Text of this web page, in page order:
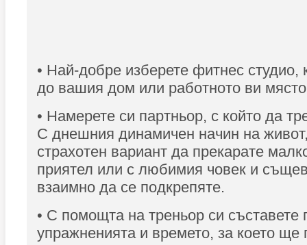
• Най-добре изберете фитнес студио,
до вашия дом или работното ви
• Намерете си партньор, с който да
С днешния динамичен начин на
страхотен вариант да прекарате
приятел или с любимия човек и
взаимно да се подкрепяте.
• С помощта на треньор си съставете
упражненията и времето, за което ще